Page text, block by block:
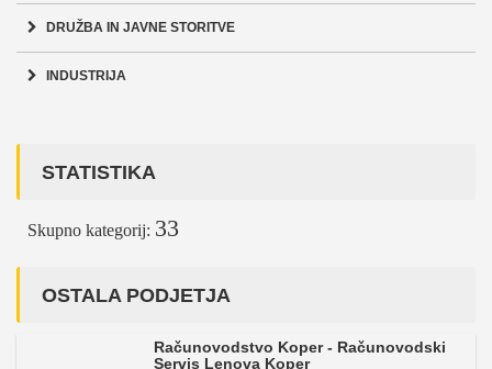
DRUŽBA IN JAVNE STORITVE
INDUSTRIJA
STATISTIKA
Skupno kategorij: 33
OSTALA PODJETJA
Računovodstvo Koper - Računovodski
Servis Lenova Koper